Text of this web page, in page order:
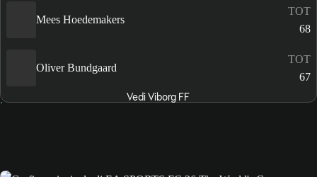
Mees Hoedemakers
TOT
68
Oliver Bundgaard
TOT
67
Vedi Viborg FF